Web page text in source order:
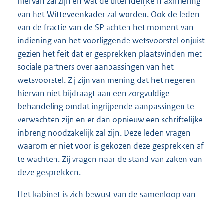
van het Witteveenkader zal worden. Ook de leden
van de fractie van de SP achten het moment van
indiening van het voorliggende wetsvoorstel onjuist
gezien het feit dat er gesprekken plaatsvinden met
sociale partners over aanpassingen van het
wetsvoorstel. Zij zijn van mening dat het negeren
hiervan niet bijdraagt aan een zorgvuldige
behandeling omdat ingrijpende aanpassingen te
verwachten zijn en er dan opnieuw een schriftelijke
inbreng noodzakelijk zal zijn. Deze leden vragen
waarom er niet voor is gekozen deze gesprekken af
te wachten. Zij vragen naar de stand van zaken van
deze gesprekken.
Het kabinet is zich bewust van de samenloop van